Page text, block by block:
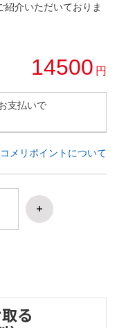
介いただいておりま
14500 円
支払いで
コメリポイントについて
る